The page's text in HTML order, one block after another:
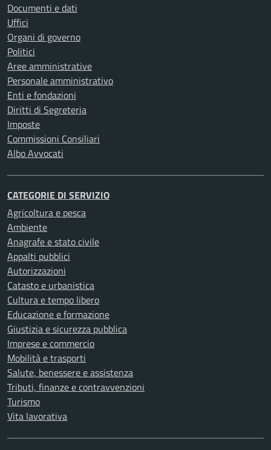
Documenti e dati
Uffici
Organi di governo
Politici
Aree amministrative
Personale amministrativo
Enti e fondazioni
Diritti di Segreteria
Imposte
Commissioni Consiliari
Albo Avvocati
CATEGORIE DI SERVIZIO
Agricoltura e pesca
Ambiente
Anagrafe e stato civile
Appalti pubblici
Autorizzazioni
Catasto e urbanistica
Cultura e tempo libero
Educazione e formazione
Giustizia e sicurezza pubblica
Imprese e commercio
Mobilità e trasporti
Salute, benessere e assistenza
Tributi, finanze e contravvenzioni
Turismo
Vita lavorativa